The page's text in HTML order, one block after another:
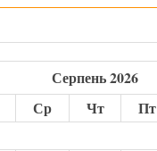
Серпень 2026
Ср Чт Пт